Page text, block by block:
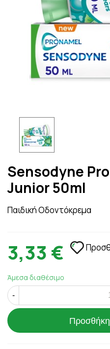
Sensodyne
Junior 50ml
Παιδική Οδοντόκρεμα
3,33 €
Άμεσα διαθέσιμο
-
Προσθήκη